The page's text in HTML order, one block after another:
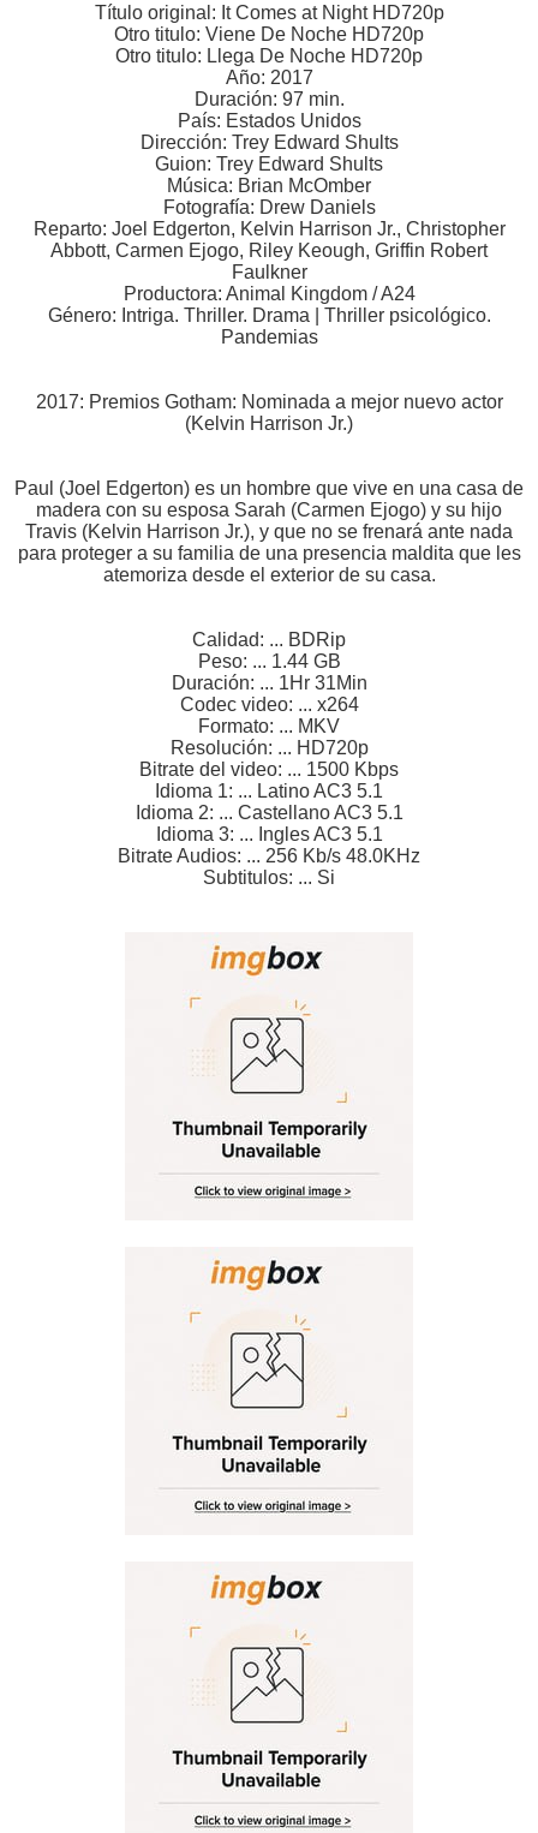
Título original: It Comes at Night HD720p
Otro titulo: Viene De Noche HD720p
Otro titulo: Llega De Noche HD720p
Año: 2017
Duración: 97 min.
País: Estados Unidos
Dirección: Trey Edward Shults
Guion: Trey Edward Shults
Música: Brian McOmber
Fotografía: Drew Daniels
Reparto: Joel Edgerton, Kelvin Harrison Jr., Christopher
Abbott, Carmen Ejogo, Riley Keough, Griffin Robert
Faulkner
Productora: Animal Kingdom / A24
Género: Intriga. Thriller. Drama | Thriller psicológico.
Pandemias
2017: Premios Gotham: Nominada a mejor nuevo actor
(Kelvin Harrison Jr.)
Paul (Joel Edgerton) es un hombre que vive en una casa de
madera con su esposa Sarah (Carmen Ejogo) y su hijo
Travis (Kelvin Harrison Jr.), y que no se frenará ante nada
para proteger a su familia de una presencia maldita que les
atemoriza desde el exterior de su casa.
Calidad: ... BDRip
Peso: ... 1.44 GB
Duración: ... 1Hr 31Min
Codec video: ... x264
Formato: ... MKV
Resolución: ... HD720p
Bitrate del video: ... 1500 Kbps
Idioma 1: ... Latino AC3 5.1
Idioma 2: ... Castellano AC3 5.1
Idioma 3: ... Ingles AC3 5.1
Bitrate Audios: ... 256 Kb/s 48.0KHz
Subtitulos: ... Si